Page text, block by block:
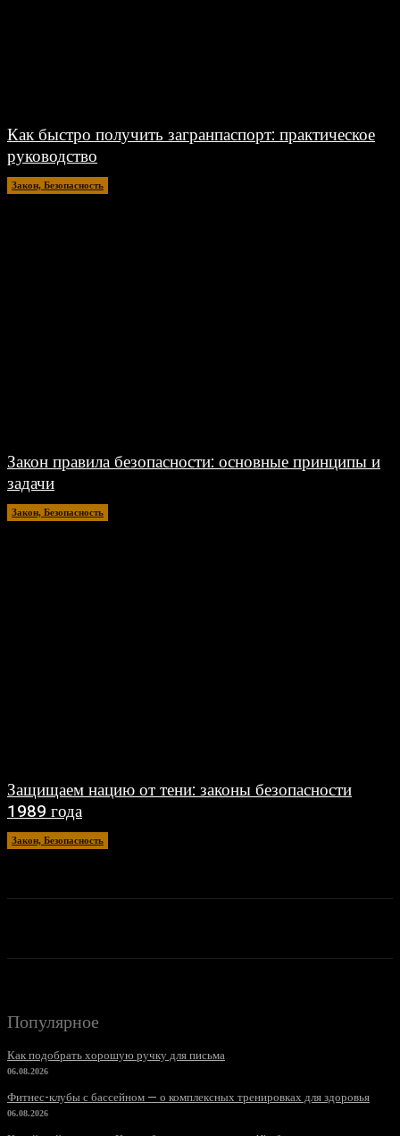
Как быстро получить загранпаспорт: практическое
руководство
Закон, Безопасность
Закон правила безопасности: основные принципы и
задачи
Закон, Безопасность
Защищаем нацию от тени: законы безопасности
1989 года
Закон, Безопасность
Популярное
Как подобрать хорошую ручку для письма
06.08.2026
Фитнес-клубы с бассейном — о комплексных тренировках для здоровья
06.08.2026